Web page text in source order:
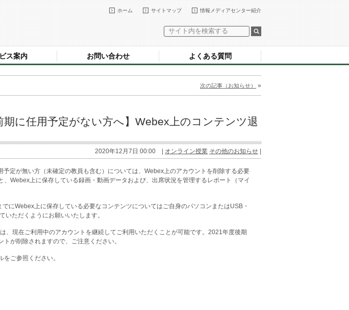
情報メディアセンター紹介
サイトマップ
ホーム
ス案内 お問い合わせ よくある質問
次の記事（お知らせ） »
期に任用予定がない方へ】Webex上のコンテンツ退
2020年12月7日 00:00 | オンライン授業 その他のお知らせ
定が無い方（未確定の教員も含む）については、Webex上のアカウントを削除する必要
、Webex上に保存している録画・動画データおよび、出席状況を管理するレポート（マイ
でにWebex上に保存している必要なコンテンツについてはご自身のパソコンまたはUSB・
いただくようにお願いいたします。
、現在ご利用中のアカウントを継続してご利用いただくことが可能です。2021年度後期
が削除されますので、ご注意ください。
ご参照ください。